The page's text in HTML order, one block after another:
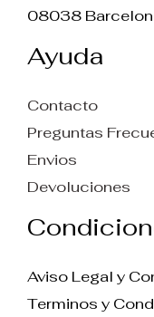
08038
Ayuda
Contacto
Preguntas
Envios
Devoluciones
Aviso Legal y
Terminos y